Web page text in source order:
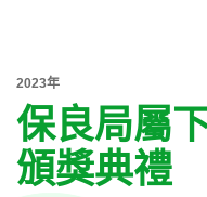
2023年
保良局屬
頒獎典禮